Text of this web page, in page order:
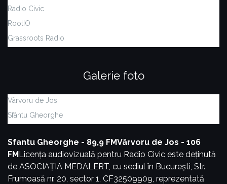
Radio Civic
RootIO
Grassroots Radio
Galerie foto
Vârvoru de Jos
Sfântu Gheorghe
Sfantu Gheorghe - 89,9 FMVârvoru de Jos - 106
FMLicența audiovizuală pentru Radio Civic este deținută
de ASOCIAȚIA MEDALERT, cu sediul în București, Str.
Frumoasă nr. 20, sector 1, CF32509909, reprezentată